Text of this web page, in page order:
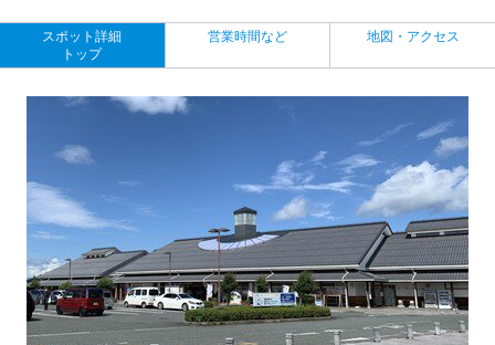
スポット詳細
トップ
営業時間など 地図・アクセス